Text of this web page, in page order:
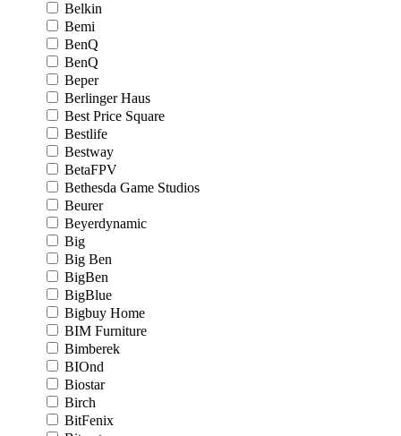
Belkin
Bemi
BenQ
BenQ
Beper
Berlinger Haus
Best Price Square
Bestlife
Bestway
BetaFPV
Bethesda Game Studios
Beurer
Beyerdynamic
Big
Big Ben
BigBen
BigBlue
Bigbuy Home
BIM Furniture
Bimberek
BIOnd
Biostar
Birch
BitFenix